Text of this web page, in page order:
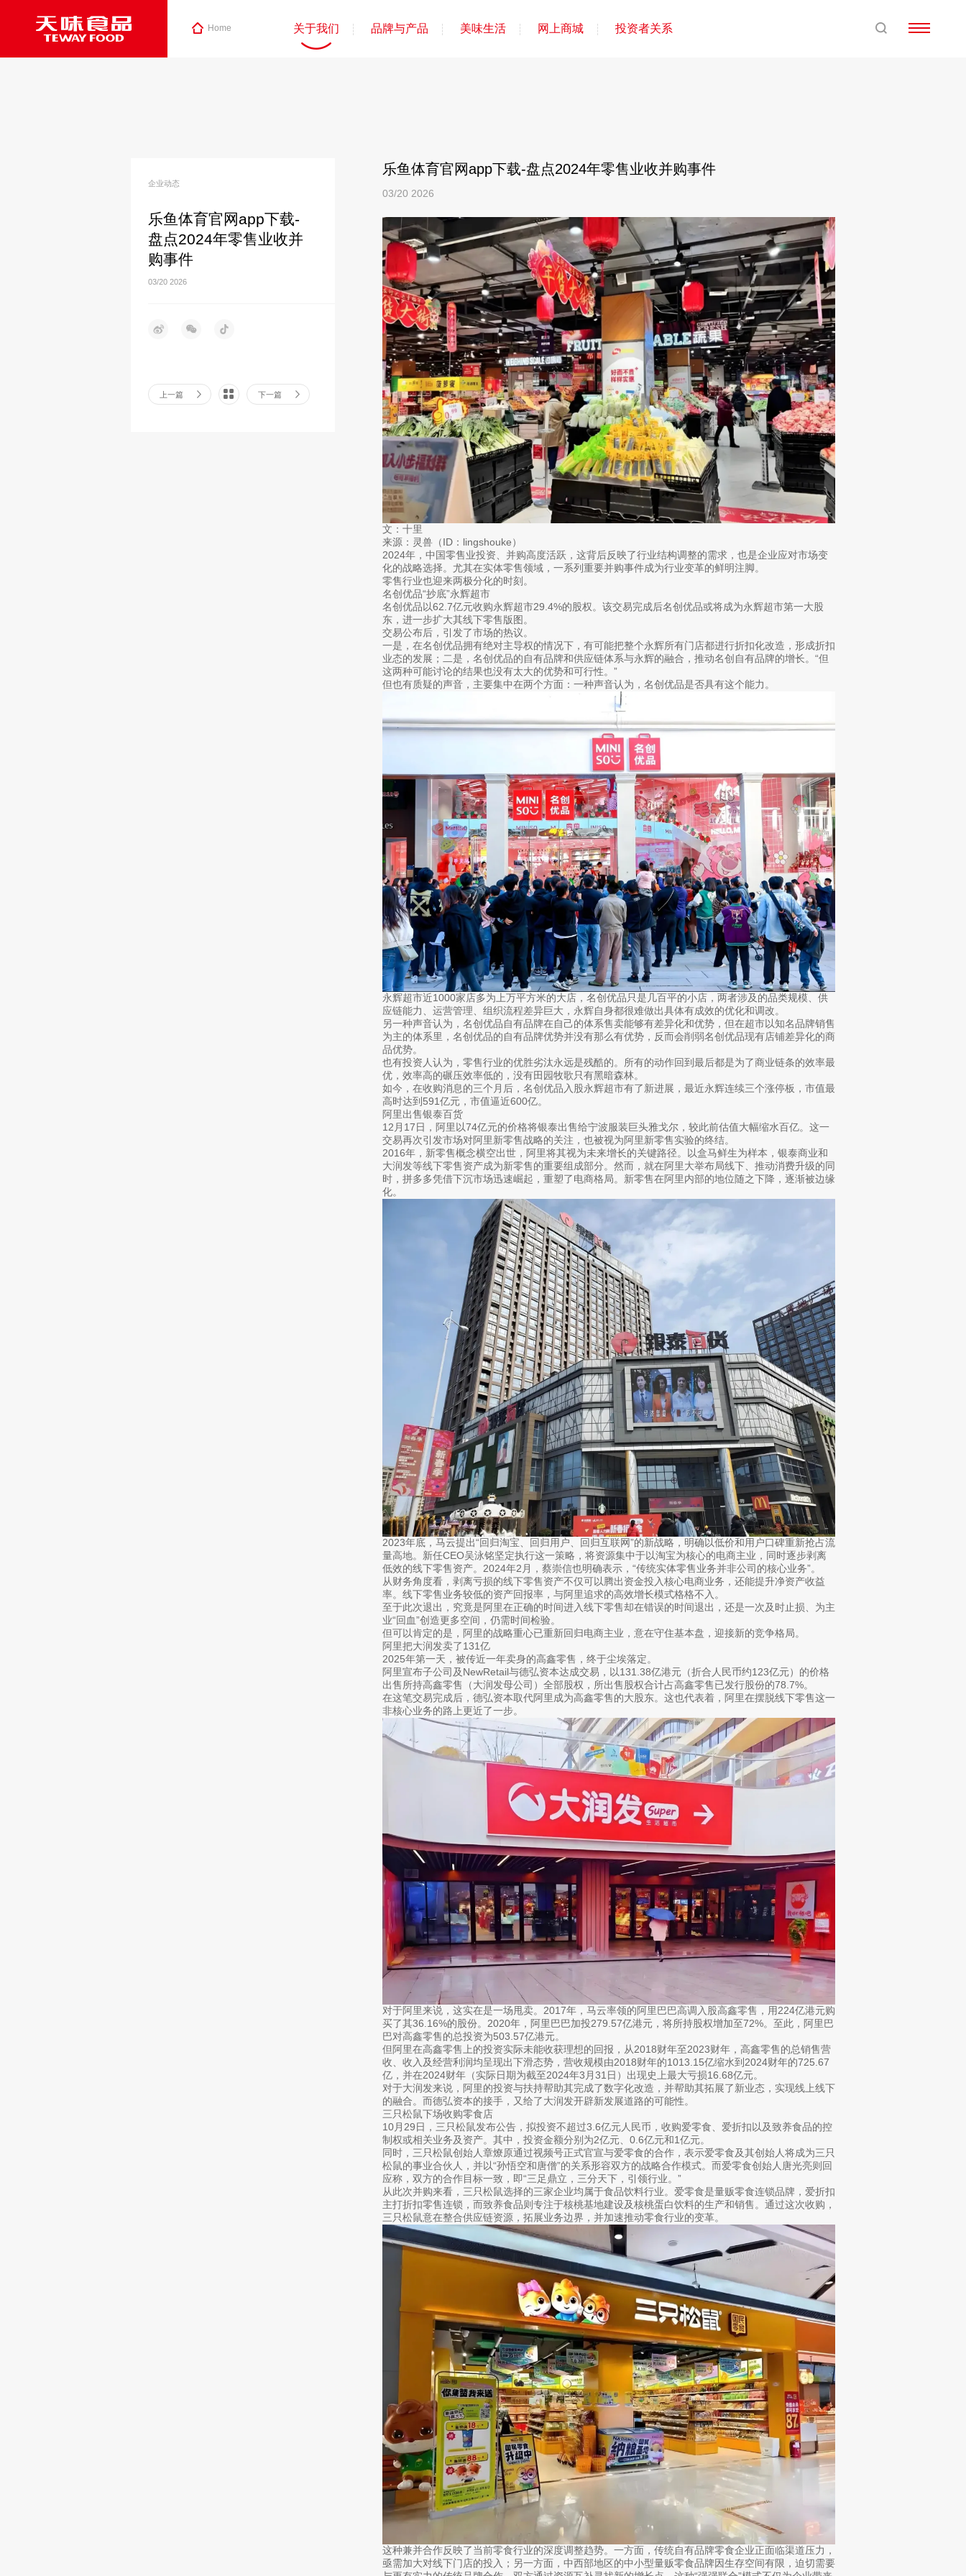
Home 关于我们 品牌与产品 美味生活 网上商城 投资者关系
企业动态
乐鱼体育官网app下载-
盘点2024年零售业收并
购事件
03/20 2026
上一篇 下一篇
乐鱼体育官网app下载-盘点2024年零售业收并购事件
03/20 2026
文：十里
来源：灵兽（ID：lingshouke）
2024年，中国零售业投资、并购高度活跃，这背后反映了行业结构调整的需求，也是企业应对市场变
化的战略选择。尤其在实体零售领域，一系列重要并购事件成为行业变革的鲜明注脚。
零售行业也迎来两极分化的时刻。
名创优品“抄底”永辉超市
名创优品以62.7亿元收购永辉超市29.4%的股权。该交易完成后名创优品或将成为永辉超市第一大股
东，进一步扩大其线下零售版图。
交易公布后，引发了市场的热议。
一是，在名创优品拥有绝对主导权的情况下，有可能把整个永辉所有门店都进行折扣化改造，形成折扣
业态的发展；二是，名创优品的自有品牌和供应链体系与永辉的融合，推动名创自有品牌的增长。“但
这两种可能讨论的结果也没有太大的优势和可行性。”
但也有质疑的声音，主要集中在两个方面：一种声音认为，名创优品是否具有这个能力。
永辉超市近1000家店多为上万平方米的大店，名创优品只是几百平的小店，两者涉及的品类规模、供
应链能力、运营管理、组织流程差异巨大，永辉自身都很难做出具体有成效的优化和调改。
另一种声音认为，名创优品自有品牌在自己的体系售卖能够有差异化和优势，但在超市以知名品牌销售
为主的体系里，名创优品的自有品牌优势并没有那么有优势，反而会削弱名创优品现有店铺差异化的商
品优势。
也有投资人认为，零售行业的优胜劣汰永远是残酷的。所有的动作回到最后都是为了商业链条的效率最
优，效率高的碾压效率低的，没有田园牧歌只有黑暗森林。
如今，在收购消息的三个月后，名创优品入股永辉超市有了新进展，最近永辉连续三个涨停板，市值最
高时达到591亿元，市值逼近600亿。
阿里出售银泰百货
12月17日，阿里以74亿元的价格将银泰出售给宁波服装巨头雅戈尔，较此前估值大幅缩水百亿。这一
交易再次引发市场对阿里新零售战略的关注，也被视为阿里新零售实验的终结。
2016年，新零售概念横空出世，阿里将其视为未来增长的关键路径。以盒马鲜生为样本，银泰商业和
大润发等线下零售资产成为新零售的重要组成部分。然而，就在阿里大举布局线下、推动消费升级的同
时，拼多多凭借下沉市场迅速崛起，重塑了电商格局。新零售在阿里内部的地位随之下降，逐渐被边缘
化。
2023年底，马云提出“回归淘宝、回归用户、回归互联网”的新战略，明确以低价和用户口碑重新抢占流
量高地。新任CEO吴泳铭坚定执行这一策略，将资源集中于以淘宝为核心的电商主业，同时逐步剥离
低效的线下零售资产。2024年2月，蔡崇信也明确表示，“传统实体零售业务并非公司的核心业务”。
从财务角度看，剥离亏损的线下零售资产不仅可以腾出资金投入核心电商业务，还能提升净资产收益
率。线下零售业务较低的资产回报率，与阿里追求的高效增长模式格格不入。
至于此次退出，究竟是阿里在正确的时间进入线下零售却在错误的时间退出，还是一次及时止损、为主
业“回血”创造更多空间，仍需时间检验。
但可以肯定的是，阿里的战略重心已重新回归电商主业，意在守住基本盘，迎接新的竞争格局。
阿里把大润发卖了131亿
2025年第一天，被传近一年卖身的高鑫零售，终于尘埃落定。
阿里宣布子公司及NewRetail与德弘资本达成交易，以131.38亿港元（折合人民币约123亿元）的价格
出售所持高鑫零售（大润发母公司）全部股权，所出售股权合计占高鑫零售已发行股份的78.7%。
在这笔交易完成后，德弘资本取代阿里成为高鑫零售的大股东。这也代表着，阿里在摆脱线下零售这一
非核心业务的路上更近了一步。
对于阿里来说，这实在是一场甩卖。2017年，马云率领的阿里巴巴高调入股高鑫零售，用224亿港元购
买了其36.16%的股份。2020年，阿里巴巴加投279.57亿港元，将所持股权增加至72%。至此，阿里巴
巴对高鑫零售的总投资为503.57亿港元。
但阿里在高鑫零售上的投资实际未能收获理想的回报，从2018财年至2023财年，高鑫零售的总销售营
收、收入及经营利润均呈现出下滑态势，营收规模由2018财年的1013.15亿缩水到2024财年的725.67
亿，并在2024财年（实际日期为截至2024年3月31日）出现史上最大亏损16.68亿元。
对于大润发来说，阿里的投资与扶持帮助其完成了数字化改造，并帮助其拓展了新业态，实现线上线下
的融合。而德弘资本的接手，又给了大润发开辟新发展道路的可能性。
三只松鼠下场收购零食店
10月29日，三只松鼠发布公告，拟投资不超过3.6亿元人民币，收购爱零食、爱折扣以及致养食品的控
制权或相关业务及资产。其中，投资金额分别为2亿元、0.6亿元和1亿元。
同时，三只松鼠创始人章燎原通过视频号正式官宣与爱零食的合作，表示爱零食及其创始人将成为三只
松鼠的事业合伙人，并以“孙悟空和唐僧”的关系形容双方的战略合作模式。而爱零食创始人唐光亮则回
应称，双方的合作目标一致，即“三足鼎立，三分天下，引领行业。”
从此次并购来看，三只松鼠选择的三家企业均属于食品饮料行业。爱零食是量贩零食连锁品牌，爱折扣
主打折扣零售连锁，而致养食品则专注于核桃基地建设及核桃蛋白饮料的生产和销售。通过这次收购，
三只松鼠意在整合供应链资源，拓展业务边界，并加速推动零食行业的变革。
这种兼并合作反映了当前零食行业的深度调整趋势。一方面，传统自有品牌零食企业正面临渠道压力，
亟需加大对线下门店的投入；另一方面，中西部地区的中小型量贩零食品牌因生存空间有限，迫切需要